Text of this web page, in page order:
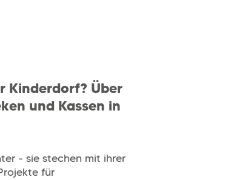
Kinderdorf? Über
und Kassen in
- sie stechen mit ihrer
für